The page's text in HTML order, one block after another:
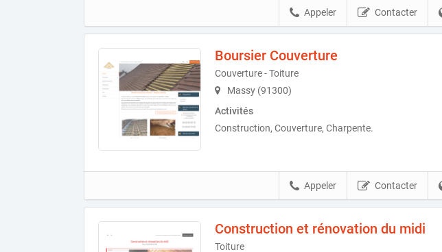
Contacter
Appeler
Boursier Couverture
Couverture - Toiture
Massy (91300)
Activités
Construction, Couverture, Charpente.
Contacter
Appeler
Construction et rénovation du midi
Toiture